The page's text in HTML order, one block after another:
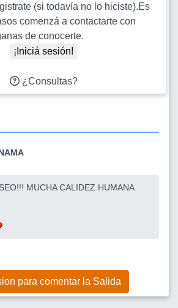
(si todavía no lo hiciste).Es
comenzá a contactarte con
de conocerte.
¡Iniciá sesión!
¿Consultas?
MUCHA CALIDEZ HUMANA
para comentar la Salida